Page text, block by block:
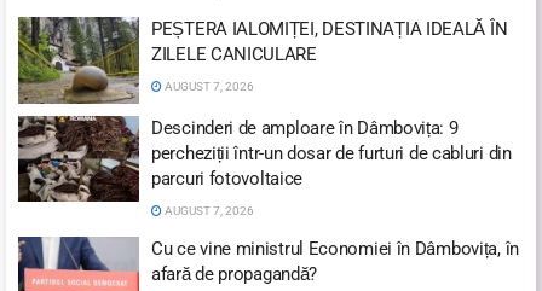
PEȘTERA IALOMIȚEI, DESTINAȚIA IDEALĂ ÎN
ZILELE CANICULARE
AUGUST 7, 2026
Descinderi de amploare în Dâmbovița: 9
percheziții într-un dosar de furturi de cabluri din
parcuri fotovoltaice
AUGUST 7, 2026
Cu ce vine ministrul Economiei în Dâmbovița, în
afară de propagandă?